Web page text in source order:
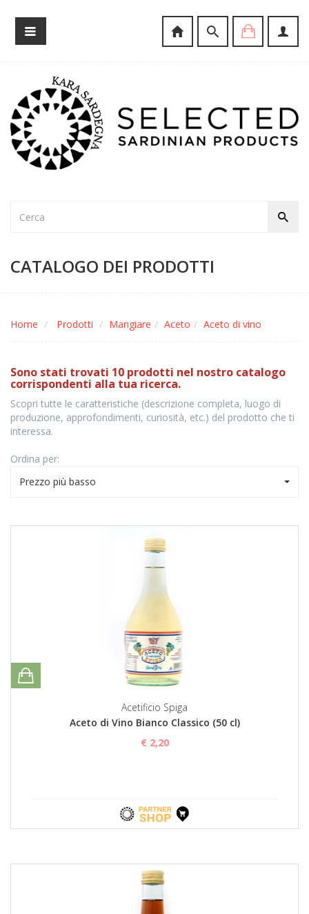
CATALOGO DEI PRODOTTI
Home Prodotti Mangiare Aceto Aceto di vino
Sono stati trovati 10 prodotti nel nostro catalogo
corrispondenti alla tua ricerca.
Scopri tutte le caratteristiche (descrizione completa, luogo di
produzione, approfondimenti, curiosità, etc.) del prodotto che ti
interessa.
Ordina per:
Prezzo più basso
Acetificio Spiga
Aceto di Vino Bianco Classico (50 cl)
€ 2,20